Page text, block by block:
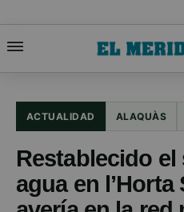
ACTUALIDAD ALAQUÀS
Restablecido
agua en